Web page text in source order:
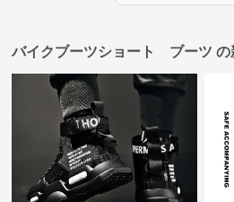
バイクブーツショート ブーツ の